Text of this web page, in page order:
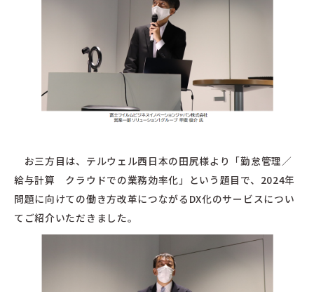
お三方目は、テルウェル西日本の田尻様より「勤怠管理／
給与計算 クラウドでの業務効率化」という題目で、2024年
問題に向けての働き方改革につながるDX化のサービスについ
てご紹介いただきました。